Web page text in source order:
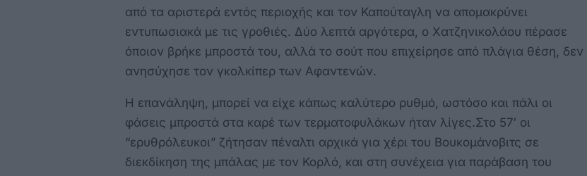
από τα αριστερά εντός περιοχής και τον Καπούταγλη να απομακρύνει
εντυπωσιακά με τις γροθιές. Δύο λεπτά αργότερα, ο Χατζηνικολάου πέρασε
όποιον βρήκε μπροστά του, αλλά το σούτ που επιχείρησε από πλάγια θέση, δεν
ανησύχησε τον γκολκίπερ των Αφαντενών.
Η επανάληψη, μπορεί να είχε κάπως καλύτερο ρυθμό, ωστόσο και πάλι οι
φάσεις μπροστά στα καρέ των τερματοφυλάκων ήταν λίγες.Στο 57′ οι
“ερυθρόλευκοι” ζήτησαν πέναλτι αρχικά για χέρι του Βουκομάνοβιτς σε
διεκδίκηση της μπάλας με τον Κορλό, και στη συνέχεια για παράβαση του